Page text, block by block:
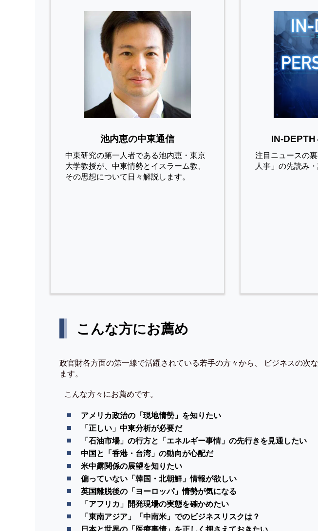
池内恵の中東通信
中東研究の第⼀⼈者である池内恵・東京
⼤学教授が、中東情勢とイスラーム教、
その思想について⽇々解説します。
IN-
注目ニュースの
人事」の先読み
こんな方にお薦め
政官財各方面の第一線で活躍されている若手の方々から、 ビジネスの次
ます。
こんな方々にお薦めです。
アメリカ政治の「現地情勢」を知りたい
「正しい」中東分析が必要だ
「石油市場」の行方と「エネルギー事情」の先行きを見通したい
中国と「香港・台湾」の動向が心配だ
米中露関係の展望を知りたい
偏っていない「韓国・北朝鮮」情報が欲しい
英国離脱後の「ヨーロッパ」情勢が気になる
「アフリカ」開発現場の実態を確かめたい
「東南アジア」「中南米」でのビジネスリスクは？
日本と世界の「医療事情」を正しく押さえておきたい